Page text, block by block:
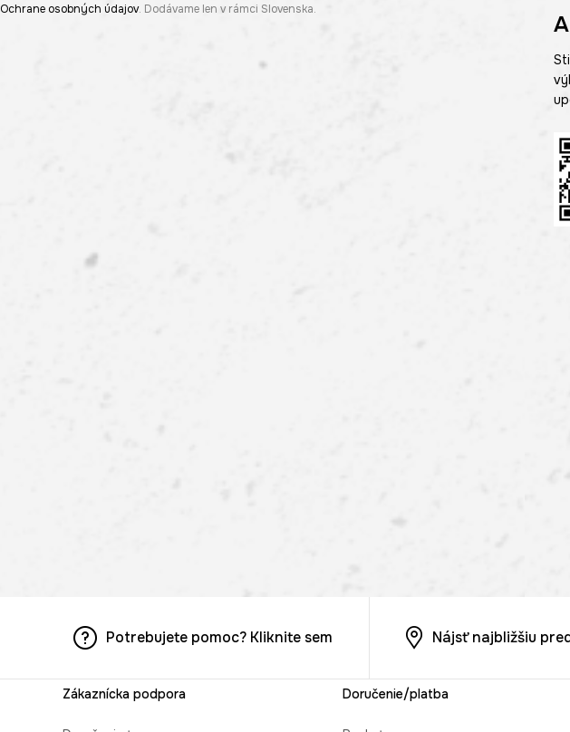
Ochrane osobných údajov. Dodávame len v rámci Slovenska.
Potrebujete pomoc? Kliknite sem Nájsť najbližšiu
Zákaznícka podpora Doručenie/platba